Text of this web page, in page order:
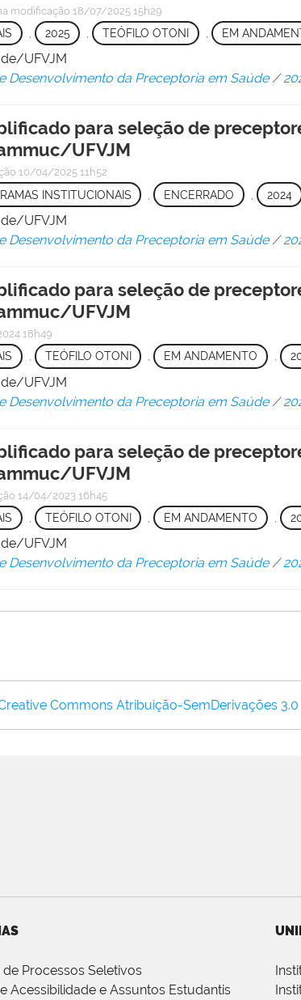
modificação 18/07/2025 15h29
2025 , TEÓFILO OTONI , EM
UFVJM
Desenvolvimento da Preceptoria em Saúde /
para seleção de
UFVJM
10/04/2025 11h52
INSTITUCIONAIS , ENCERRADO , 2024
UFVJM
Desenvolvimento da Preceptoria em Saúde /
para seleção de
UFVJM
18h49
, TEÓFILO OTONI , EM ANDAMENTO ,
UFVJM
Desenvolvimento da Preceptoria em Saúde /
para seleção de
UFVJM
14/04/2023 16h45
TEÓFILO OTONI , EM ANDAMENTO ,
UFVJM
Desenvolvimento da Preceptoria em Saúde /
Commons Atribuição-SemDerivações
Processos Seletivos
Acessibilidade e Assuntos Estudantis